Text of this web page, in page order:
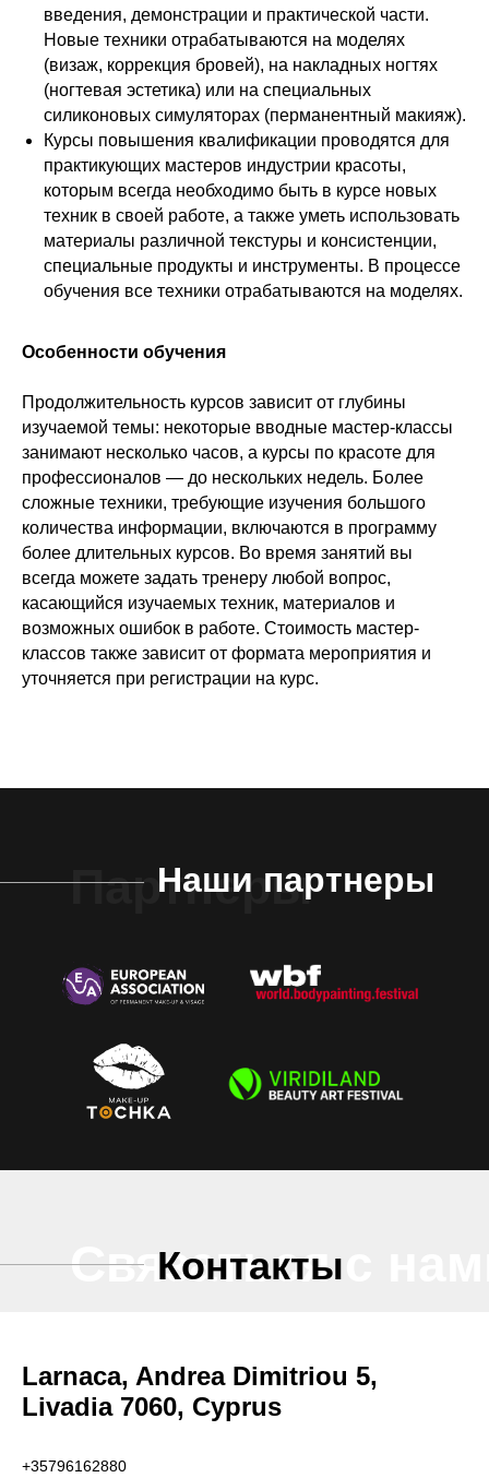
введения, демонстрации и практической части.
Новые техники отрабатываются на моделях
(визаж, коррекция бровей), на накладных ногтях
(ногтевая эстетика) или на специальных
силиконовых симуляторах (перманентный макияж).
Курсы повышения квалификации проводятся для
практикующих мастеров индустрии красоты,
которым всегда необходимо быть в курсе новых
техник в своей работе, а также уметь использовать
материалы различной текстуры и консистенции,
специальные продукты и инструменты. В процессе
обучения все техники отрабатываются на моделях.
Особенности обучения
Продолжительность курсов зависит от глубины
изучаемой темы: некоторые вводные мастер-классы
занимают несколько часов, а курсы по красоте для
профессионалов — до нескольких недель. Более
сложные техники, требующие изучения большого
количества информации, включаются в программу
более длительных курсов. Во время занятий вы
всегда можете задать тренеру любой вопрос,
касающийся изучаемых техник, материалов и
возможных ошибок в работе. Стоимость мастер-
классов также зависит от формата мероприятия и
уточняется при регистрации на курс.
Партнеры
Наши партнеры
Связаться с
Контакты
Larnaca, Andrea Dimitriou 5,
Livadia 7060, Cyprus
+35796162880